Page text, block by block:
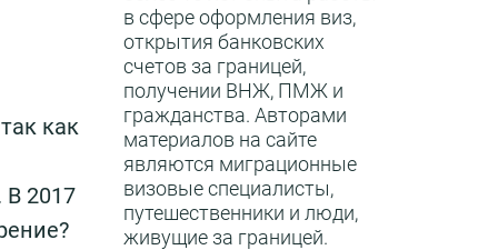
как
В 2017
в сфере оформления виз,
открытия банковских
счетов за границей,
получении ВНЖ, ПМЖ и
гражданства. Авторами
материалов на сайте
являются миграционные
визовые специалисты,
путешественники и люди,
живущие за границей.